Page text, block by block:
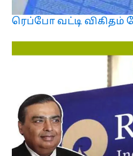
ரெப்போ வட்டி விகிதம்